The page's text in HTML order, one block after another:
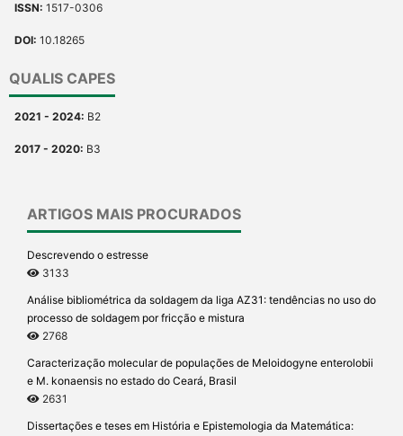
ISSN: 1517-0306
DOI: 10.18265
QUALIS CAPES
2021 - 2024: B2
2017 - 2020: B3
ARTIGOS MAIS PROCURADOS
Descrevendo o estresse
3133
Análise bibliométrica da soldagem da liga AZ31: tendências no uso do
processo de soldagem por fricção e mistura
2768
Caracterização molecular de populações de Meloidogyne enterolobii
e M. konaensis no estado do Ceará, Brasil
2631
Dissertações e teses em História e Epistemologia da Matemática: